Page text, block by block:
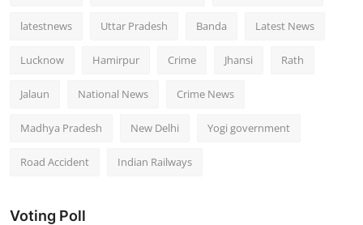
latestnews Uttar Pradesh Banda Latest News
Lucknow Hamirpur Crime Jhansi Rath
Jalaun National News Crime News
Madhya Pradesh New Delhi Yogi government
Road Accident Indian Railways
Voting Poll